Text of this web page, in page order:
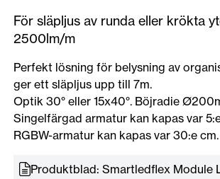
För släpljus av runda eller krökta
2500lm/m
Perfekt lösning för belysning av
ger ett släpljus upp till 7m.
Optik 30° eller 15x40°. Böjradie
Singelfärgad armatur kan kapas var
RGBW-armatur kan kapas var 30:e cm.
Produktblad: Smartledflex Module